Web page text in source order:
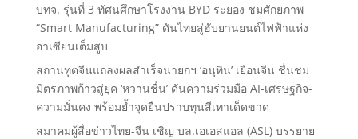
บทจ. รุ่นที่ 3 ทัศนศึกษาโรงงาน BYD ระยอง ชมศักยภาพ
“Smart Manufacturing” ดันไทยสู่ฮับยานยนต์ไฟฟ้าแห่ง
อาเซียนเต็มสูบ
สถานทูตจีนแถลงผลสำเร็จนายกฯ ‘อนุทิน’ เยือนจีน ชื่นชม
มิตรภาพก้าวสู่ยุค ‘หวานชื่น’ ดันความร่วมมือ AI-เศรษฐกิจ-
ความมั่นคง พร้อมย้ำจุดยืนปราบทุนสีเทาเด็ดขาด
สมาคมผู้สื่อข่าวไทย-จีน เชิญ บล.เอเอสแอล (ASL) บรรยาย